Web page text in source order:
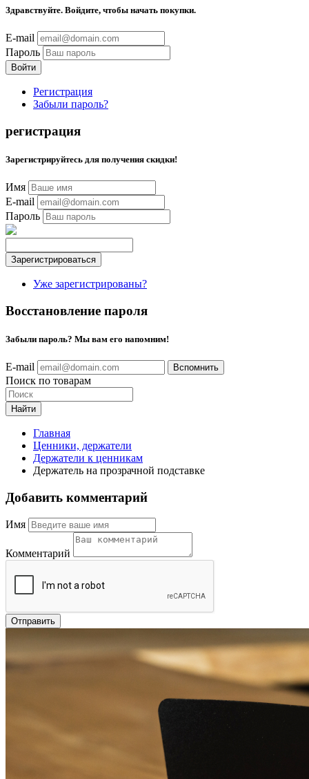
Здравствуйте. Войдите, чтобы начать покупки.
E-mail
Пароль
Регистрация
Забыли пароль?
регистрация
Зарегистрируйтесь для получения скидки!
Имя
E-mail
Пароль
Уже зарегистрированы?
Восстановление пароля
Забыли пароль? Мы вам его напомним!
E-mail
Поиск по товарам
Найти
Главная
Ценники, держатели
Держатели к ценникам
Держатель на прозрачной подставке
Добавить комментарий
Имя
Комментарий